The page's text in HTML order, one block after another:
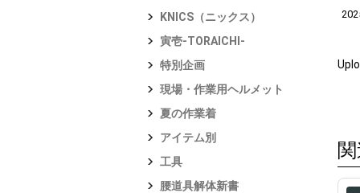
KNICS（ニックス）
寅壱-TORAICHI-
特別企画
現場・作業用ヘルメット
夏の作業着
アイテム別
工具
腰道具解体新書